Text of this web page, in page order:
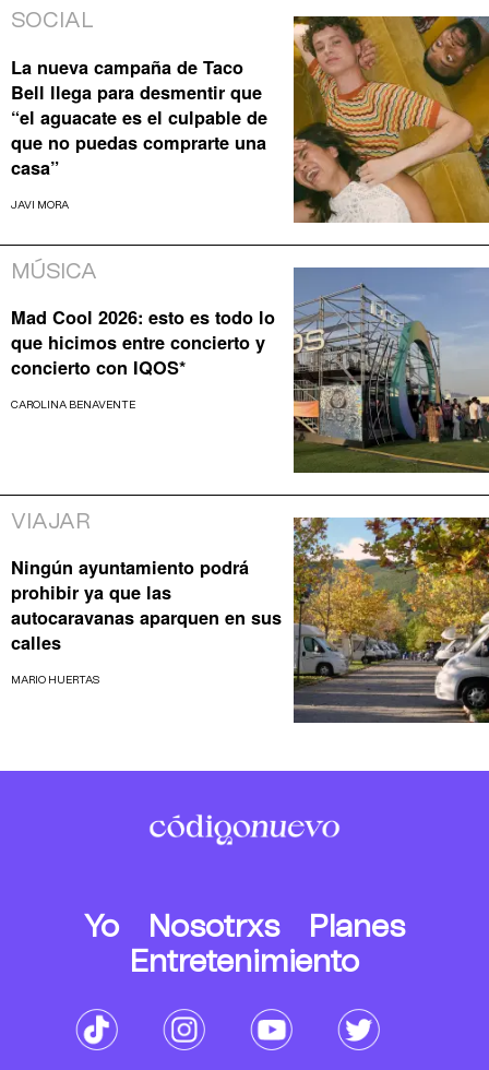
SOCIAL
La nueva campaña de Taco
Bell llega para desmentir que
“el aguacate es el culpable de
que no puedas comprarte una
casa”
JAVI MORA
MÚSICA
Mad Cool 2026: esto es todo lo
que hicimos entre concierto y
concierto con IQOS*
CAROLINA BENAVENTE
VIAJAR
Ningún ayuntamiento podrá
prohibir ya que las
autocaravanas aparquen en sus
calles
MARIO HUERTAS
Yo Nosotrxs
Planes
Entretenimiento